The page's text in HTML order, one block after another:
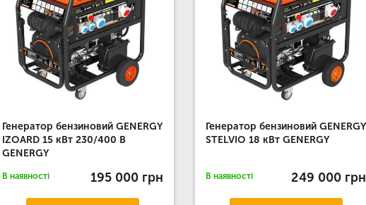
Генератор бензиновий GENERGY
IZOARD 15 кВт 230/400 В
GENERGY
В наявності 195 000 грн
Генератор бензиновий GENERGY
STELVIO 18 кВт GENERGY
В наявності 249 000 грн